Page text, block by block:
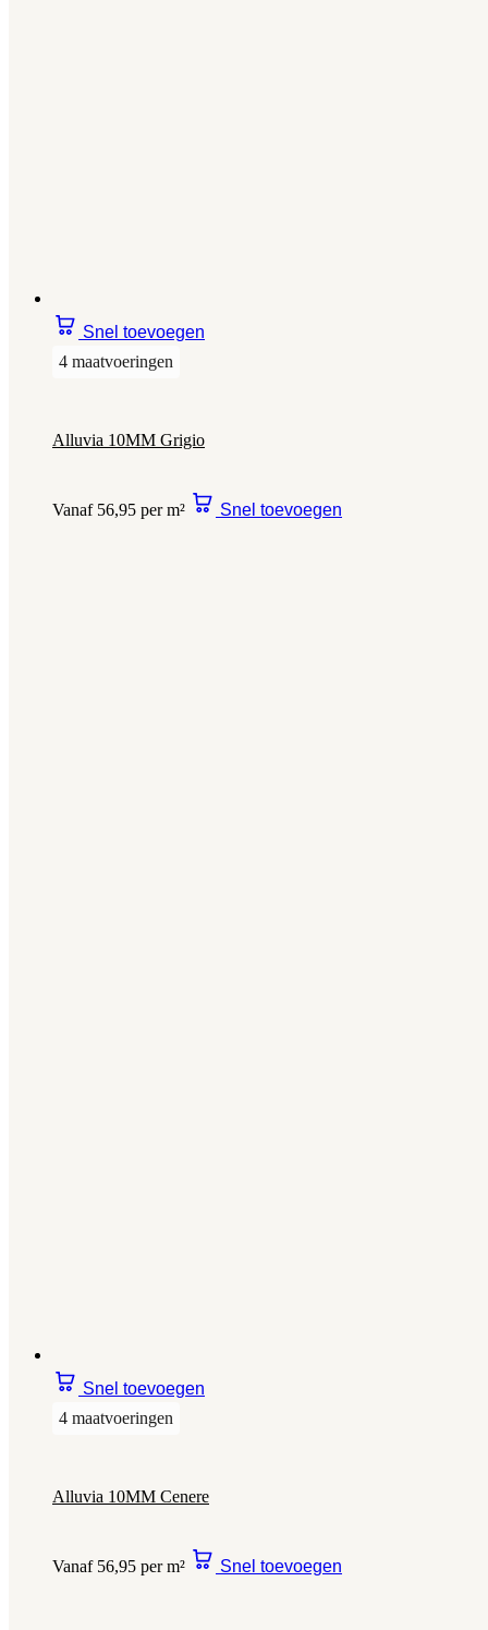
Snel toevoegen
4 maatvoeringen
Alluvia 10MM Grigio
Vanaf 56,95 per m² Snel toevoegen
Snel toevoegen
4 maatvoeringen
Alluvia 10MM Cenere
Vanaf 56,95 per m² Snel toevoegen